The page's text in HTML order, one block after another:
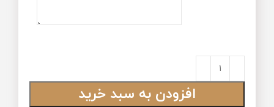
افزودن به سبد خرید